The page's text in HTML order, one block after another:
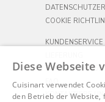
COOKIE
KUNDENSERVICE
KONTAKTIERE
Diese Webseite
Cuisinart verwendet
den Betrieb der Website,